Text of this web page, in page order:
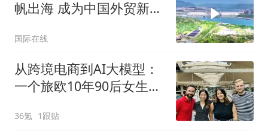
帆出海 成为中国外贸新名
国际在线
从跨境电商到AI大模型：
一个旅欧10年90后女生的
36氪 1跟贴